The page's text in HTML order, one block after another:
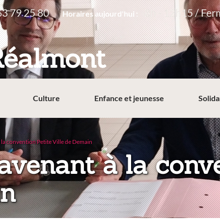
79 25 80 Horaires aujourd'hui : 8h - 12h15 /
Culture Enfance et jeunesse
convention Petite Ville de Demain
à la